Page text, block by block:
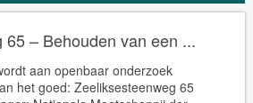
– Behouden van een ...
aan openbaar onderzoek
het goed: Zeeliksesteenweg 65